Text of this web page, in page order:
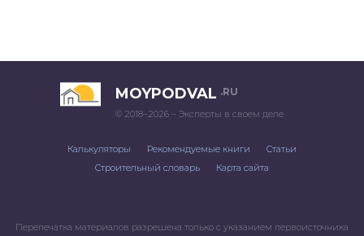
MOYPODVAL .RU
© 2018–2026 – Эксперты в своем деле
Калькуляторы Рекомендуемые книги
Статьи
Строительный словарь
Карта сайта
Перепечатка материалов разрешена только с указанием первоисточника